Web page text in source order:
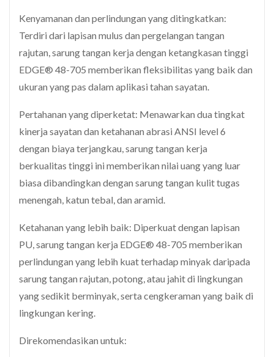
Kenyamanan dan perlindungan yang ditingkatkan:
Terdiri dari lapisan mulus dan pergelangan tangan
rajutan, sarung tangan kerja dengan ketangkasan tinggi
EDGE® 48-705 memberikan fleksibilitas yang baik dan
ukuran yang pas dalam aplikasi tahan sayatan.
Pertahanan yang diperketat: Menawarkan dua tingkat
kinerja sayatan dan ketahanan abrasi ANSI level 6
dengan biaya terjangkau, sarung tangan kerja
berkualitas tinggi ini memberikan nilai uang yang luar
biasa dibandingkan dengan sarung tangan kulit tugas
menengah, katun tebal, dan aramid.
Ketahanan yang lebih baik: Diperkuat dengan lapisan
PU, sarung tangan kerja EDGE® 48-705 memberikan
perlindungan yang lebih kuat terhadap minyak daripada
sarung tangan rajutan, potong, atau jahit di lingkungan
yang sedikit berminyak, serta cengkeraman yang baik di
lingkungan kering.
Direkomendasikan untuk: